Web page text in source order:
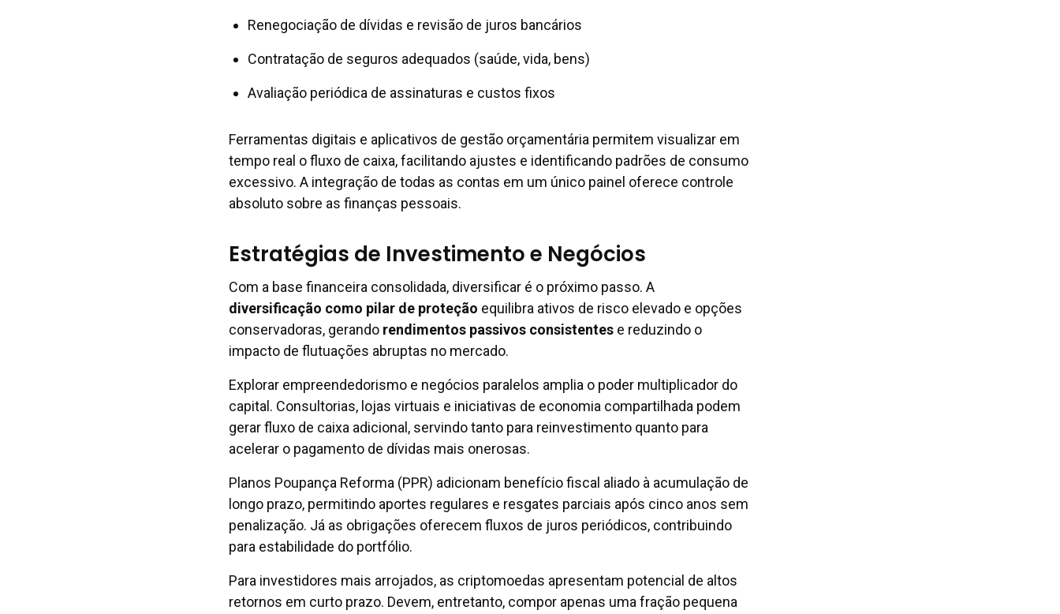
Renegociação de dívidas e revisão de juros bancários
Contratação de seguros adequados (saúde, vida, bens)
Avaliação periódica de assinaturas e custos fixos
Ferramentas digitais e aplicativos de gestão orçamentária permitem visualizar em
tempo real o fluxo de caixa, facilitando ajustes e identificando padrões de consumo
excessivo. A integração de todas as contas em um único painel oferece controle
absoluto sobre as finanças pessoais.
Estratégias de Investimento e Negócios
Com a base financeira consolidada, diversificar é o próximo passo. A
diversificação como pilar de proteção equilibra ativos de risco elevado e opções
conservadoras, gerando rendimentos passivos consistentes e reduzindo o
impacto de flutuações abruptas no mercado.
Explorar empreendedorismo e negócios paralelos amplia o poder multiplicador do
capital. Consultorias, lojas virtuais e iniciativas de economia compartilhada podem
gerar fluxo de caixa adicional, servindo tanto para reinvestimento quanto para
acelerar o pagamento de dívidas mais onerosas.
Planos Poupança Reforma (PPR) adicionam benefício fiscal aliado à acumulação de
longo prazo, permitindo aportes regulares e resgates parciais após cinco anos sem
penalização. Já as obrigações oferecem fluxos de juros periódicos, contribuindo
para estabilidade do portfólio.
Para investidores mais arrojados, as criptomoedas apresentam potencial de altos
retornos em curto prazo. Devem, entretanto, compor apenas uma fração pequena